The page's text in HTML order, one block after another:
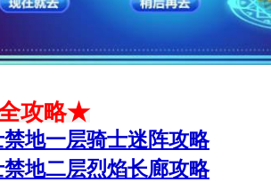
攻略★
地一层骑士迷阵攻略
地二层烈焰长廊攻略